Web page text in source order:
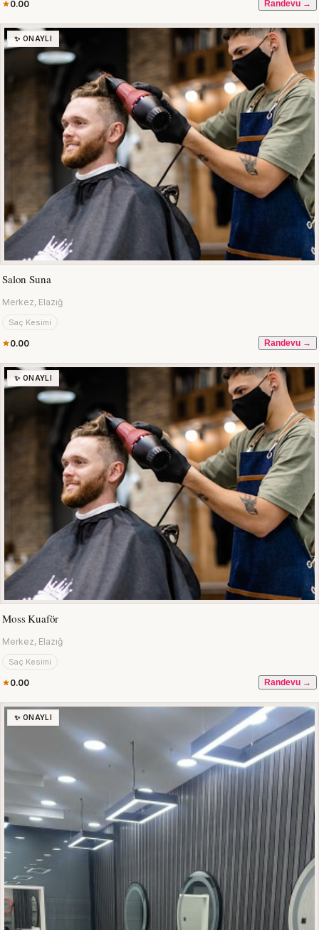
0.00 Randevu →
✨ ONAYLI
Salon Suna
Merkez, Elazığ
Saç Kesimi
0.00 Randevu →
✨ ONAYLI
Moss Kuaför
Merkez, Elazığ
Saç Kesimi
0.00 Randevu →
✨ ONAYLI